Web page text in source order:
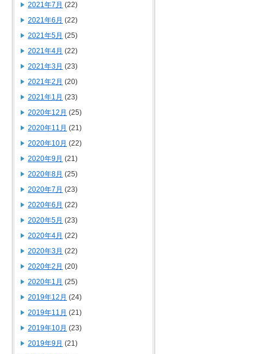
2021年7月 (22)
2021年6月 (22)
2021年5月 (25)
2021年4月 (22)
2021年3月 (23)
2021年2月 (20)
2021年1月 (23)
2020年12月 (25)
2020年11月 (21)
2020年10月 (22)
2020年9月 (21)
2020年8月 (25)
2020年7月 (23)
2020年6月 (22)
2020年5月 (23)
2020年4月 (22)
2020年3月 (22)
2020年2月 (20)
2020年1月 (25)
2019年12月 (24)
2019年11月 (21)
2019年10月 (23)
2019年9月 (21)